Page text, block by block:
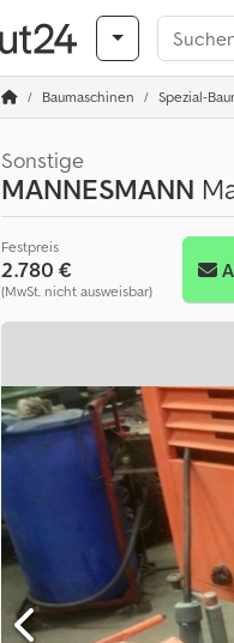
Baumaschinen Spezial-
Sonstige
MANNESMANN
Festpreis
2.780 €
(MwSt. nicht ausweisbar)